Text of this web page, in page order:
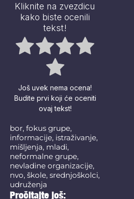
Kliknite na zvezdicu
kako biste ocenili
tekst!
Još uvek nema ocena!
Budite prvi koji će oceniti
ovaj tekst!
bor, fokus grupe,
informacije, istraživanje,
mišljenja, mladi,
neformalne grupe,
nevladine organizacije,
nvo, škole, srednjoškolci,
udruženja
Pročitajte još: